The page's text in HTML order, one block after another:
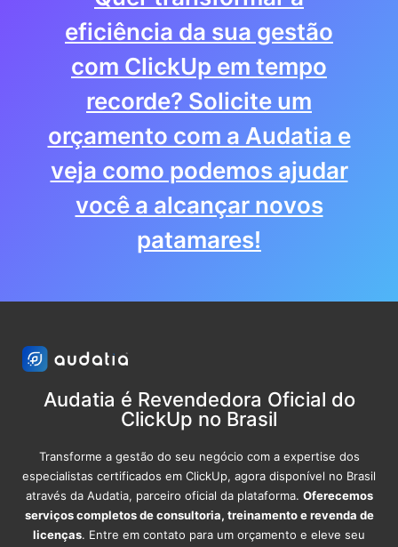
eficiência da sua gestão
com ClickUp em tempo
recorde? Solicite um
orçamento com a Audatia e
veja como podemos ajudar
você a alcançar novos
patamares!
Audatia é Revendedora Oficial do
ClickUp no Brasil
Transforme a gestão do seu negócio com a expertise dos
especialistas certificados em ClickUp, agora disponível no Brasil
através da Audatia, parceiro oficial da plataforma. Oferecemos
serviços completos de consultoria, treinamento e revenda de
licenças. Entre em contato para um orçamento e eleve seu